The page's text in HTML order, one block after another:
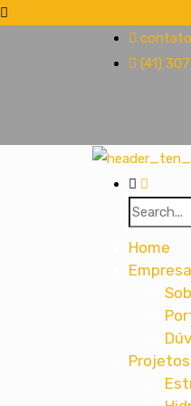
(41)
Home
Empresa